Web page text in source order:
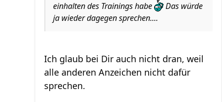
einhalten des Trainings habe
Das würde
ja wieder dagegen sprechen....
Ich glaub bei Dir auch nicht dran, weil
alle anderen Anzeichen nicht dafür
sprechen.